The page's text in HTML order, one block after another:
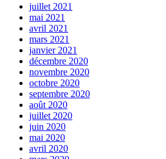
juillet 2021
mai 2021
avril 2021
mars 2021
janvier 2021
décembre 2020
novembre 2020
octobre 2020
septembre 2020
août 2020
juillet 2020
juin 2020
mai 2020
avril 2020